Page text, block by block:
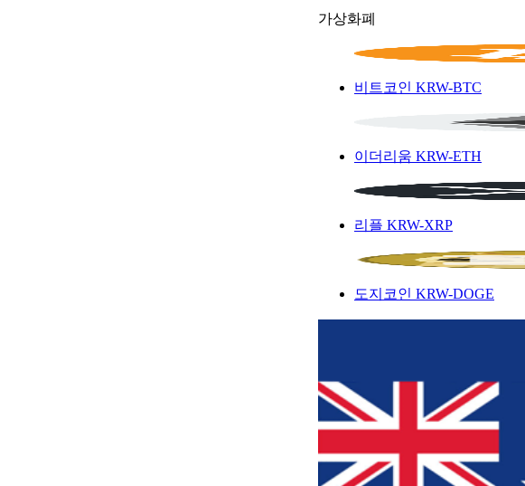
가상화폐
비트코인 KRW-BTC
이더리움 KRW-ETH
리플 KRW-XRP
도지코인 KRW-DOGE